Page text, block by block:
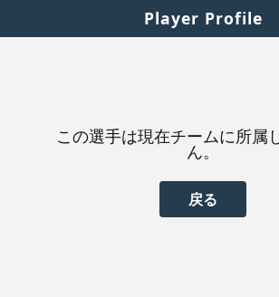
Player Profile
この選手は現在チームに所属
ん。
戻る